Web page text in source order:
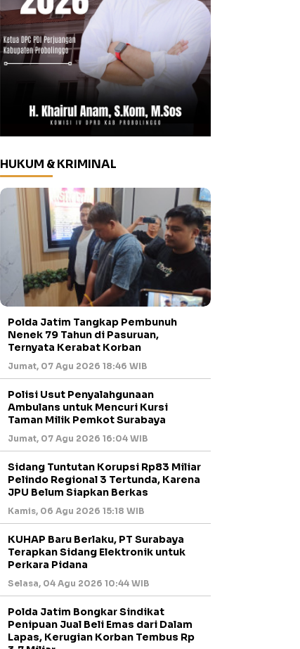
HUKUM & KRIMINAL
Polda Jatim Tangkap Pembunuh
Nenek 79 Tahun di Pasuruan,
Ternyata Kerabat Korban
Jumat, 07 Agu 2026 18:46 WIB
Polisi Usut Penyalahgunaan
Ambulans untuk Mencuri Kursi
Taman Milik Pemkot Surabaya
Jumat, 07 Agu 2026 16:04 WIB
Sidang Tuntutan Korupsi Rp83 Miliar
Pelindo Regional 3 Tertunda, Karena
JPU Belum Siapkan Berkas
Kamis, 06 Agu 2026 15:18 WIB
KUHAP Baru Berlaku, PT Surabaya
Terapkan Sidang Elektronik untuk
Perkara Pidana
Selasa, 04 Agu 2026 10:44 WIB
Polda Jatim Bongkar Sindikat
Penipuan Jual Beli Emas dari Dalam
Lapas, Kerugian Korban Tembus Rp